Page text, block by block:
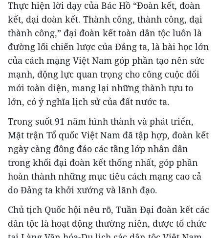
Thực hiện lời dạy của Bác Hồ “Đoàn kết, đoàn
kết, đại đoàn kết. Thành công, thành công, đại
thành công,” đại đoàn kết toàn dân tộc luôn là
đường lối chiến lược của Đảng ta, là bài học lớn
của cách mạng Việt Nam góp phần tạo nên sức
mạnh, động lực quan trọng cho công cuộc đổi
mới toàn diện, mang lại những thành tựu to
lớn, có ý nghĩa lịch sử của đất nước ta.
Trong suốt 91 năm hình thành và phát triển,
Mặt trận Tổ quốc Việt Nam đã tập hợp, đoàn kết
ngày càng đông đảo các tầng lớp nhân dân
trong khối đại đoàn kết thống nhất, góp phần
hoàn thành những mục tiêu cách mạng cao cả
do Đảng ta khởi xướng và lãnh đạo.
Chủ tịch Quốc hội nêu rõ, Tuần Đại đoàn kết các
dân tộc là hoạt động thường niên, được tổ chức